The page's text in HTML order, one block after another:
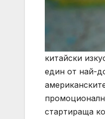
китайски
един от най-
стартираща